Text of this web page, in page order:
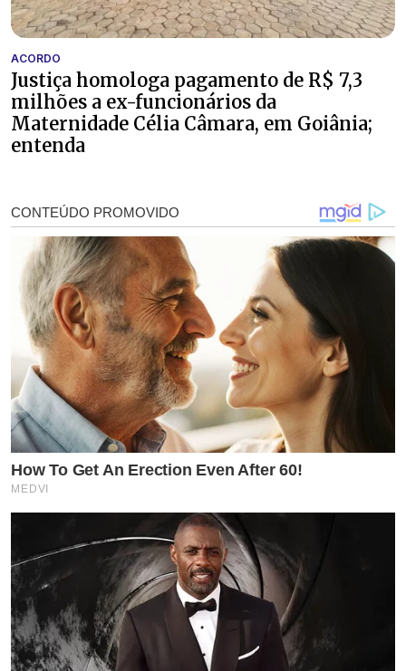
ACORDO
Justiça homologa pagamento de R$ 7,3
milhões a ex-funcionários da
Maternidade Célia Câmara, em Goiânia;
entenda